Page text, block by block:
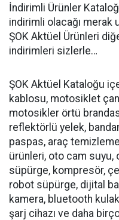
İndirimli Ürünler
indirimli olacağı merak
ŞOK Aktüel Ürünleri
indirimleri sizlerle…
ŞOK Aktüel Kataloğu
kablosu, motosiklet
motosikler örtü
reflektörlü yelek,
paspas, araç
ürünleri, oto cam
süpürge, kompresör,
robot süpürge, dijital
kamera, bluetooth
şarj cihazı ve daha